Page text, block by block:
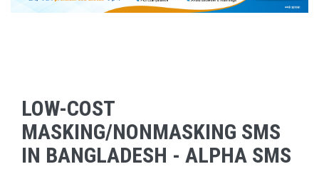
LOW-COST
MASKING/NONMASKING SMS
IN BANGLADESH - ALPHA SMS